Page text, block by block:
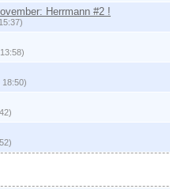
Herrmann #2 !
18:50)